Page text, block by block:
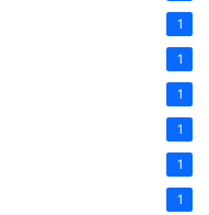
1
1
1
1
1
1